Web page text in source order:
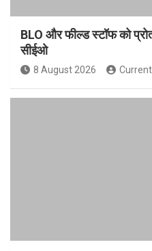
BLO और फील्ड स्टॉफ को
सीईओ
8 August 2026